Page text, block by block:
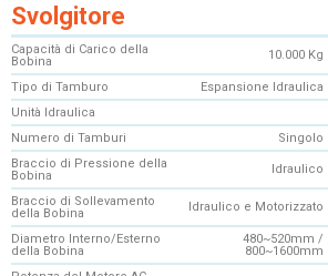
Svolgitore
Capacità di Carico della
Bobina
10.000 Kg
Tipo di Tamburo
Espansione Idraulica
Unità Idraulica
Numero di Tamburi
Singolo
Braccio di Pressione della
Bobina
Idraulico
Braccio di Sollevamento
della Bobina
Idraulico e Motorizzato
Diametro Interno/Esterno
della Bobina
480~520mm /
800~1600mm